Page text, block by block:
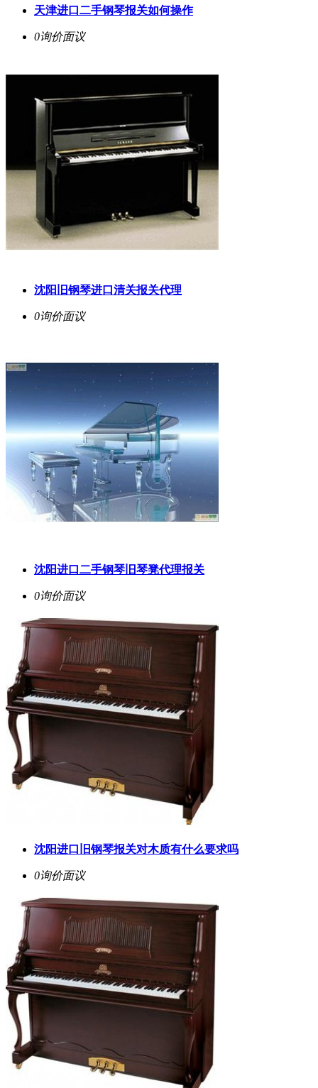
天津进口二手钢琴报关如何操作
0询价面议
沈阳旧钢琴进口清关报关代理
0询价面议
沈阳进口二手钢琴旧琴凳代理报关
0询价面议
沈阳进口旧钢琴报关对木质有什么要求吗
0询价面议